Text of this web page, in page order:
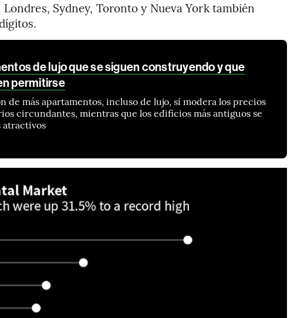
Sydney, Toronto y Nueva York también
de lujo que se siguen construyendo y que
permitirse
de más apartamentos, incluso de lujo, sí modera los precios
circundantes, mientras que los edificios más antiguos se
atractivos